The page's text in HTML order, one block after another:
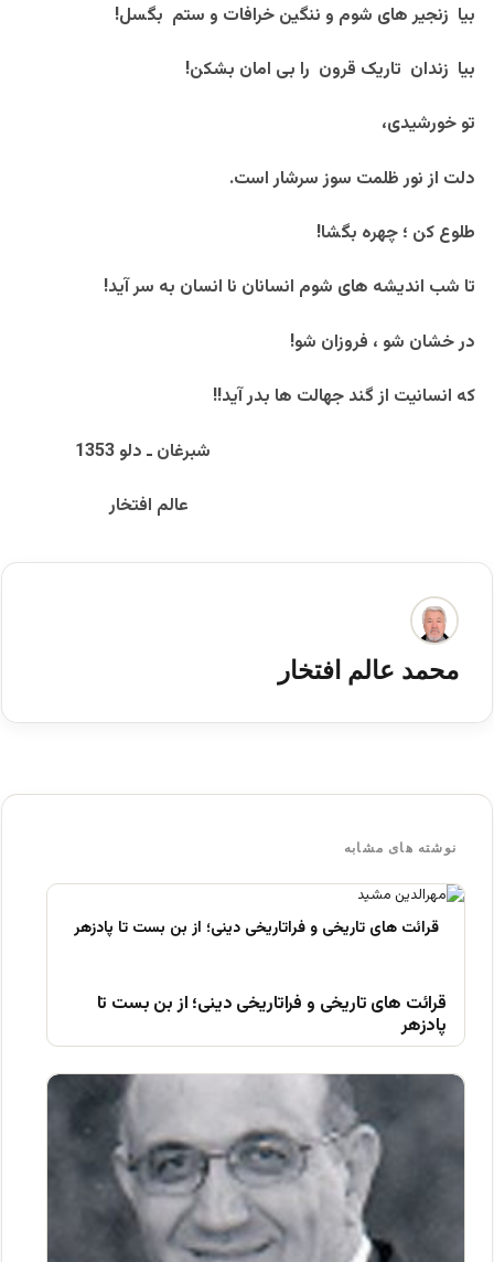
بیا زنجیر های شوم و ننگین خرافات و ستم بگسل!
بیا زندان تاریک قرون را بی امان بشکن!
تو خورشیدی،
دلت از نور ظلمت سوز سرشار است.
طلوع کن ؛ چهره بگشا!
تا شب اندیشه های شوم انسانان نا انسان به سر آید!
در خشان شو ، فروزان شو!
که انسانیت از گند جهالت ها بدر آید!!
شبرغان ـ دلو 1353
عالم افتخار
محمد عالم افتخار
نوشته های مشابه
قرائت های تاریخی و فراتاریخی دینی؛ از بن بست تا
پادزهر